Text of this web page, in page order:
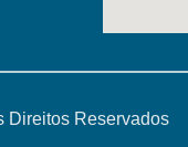
Direitos Reservados